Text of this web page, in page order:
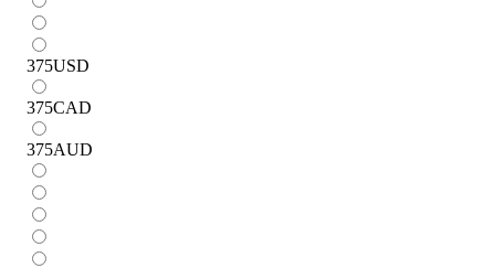
375USD
375CAD
375AUD